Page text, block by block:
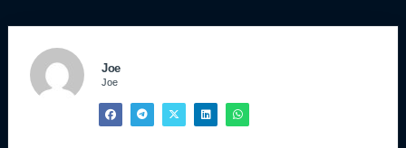
Joe
Joe